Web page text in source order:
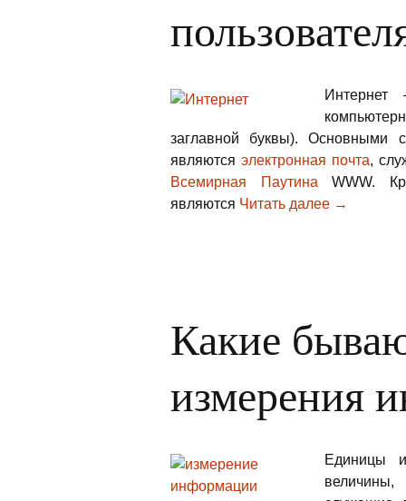
Интернет
заглавной буквы). Основными
являются электронная почта,
Всемирная Паутина WWW.
являются Читать далее Что такое
→
Какие
измерения
Единицы